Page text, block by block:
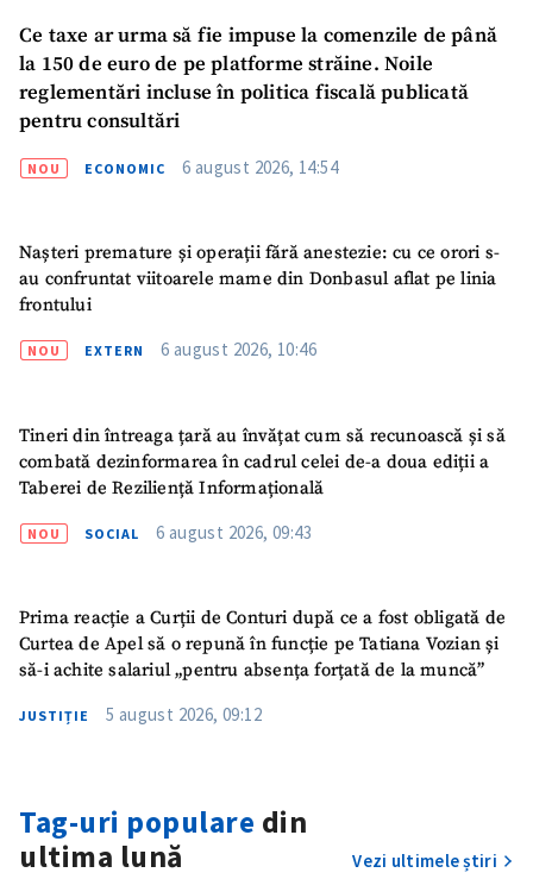
Ce taxe ar urma să fie impuse la comenzile de până
la 150 de euro de pe platforme străine. Noile
reglementări incluse în politica fiscală publicată
pentru consultări
NOU ECONOMIC 6 august 2026, 14:54
Nașteri premature și operații fără anestezie: cu ce orori s-
au confruntat viitoarele mame din Donbasul aflat pe linia
frontului
NOU EXTERN 6 august 2026, 10:46
Tineri din întreaga țară au învățat cum să recunoască și să
combată dezinformarea în cadrul celei de-a doua ediții a
Taberei de Reziliență Informațională
NOU SOCIAL 6 august 2026, 09:43
Prima reacție a Curții de Conturi după ce a fost obligată de
Curtea de Apel să o repună în funcție pe Tatiana Vozian și
să-i achite salariul „pentru absența forțată de la muncă”
JUSTIȚIE 5 august 2026, 09:12
Tag-uri populare din
ultima lună
Vezi ultimele știri
Mesajul știrei
+ Mesajul știrei
Nume+ Numele meu
Am citit și sunt de
acord cupolitica de
confidențialitate.
TRIMITE ȘTIREA